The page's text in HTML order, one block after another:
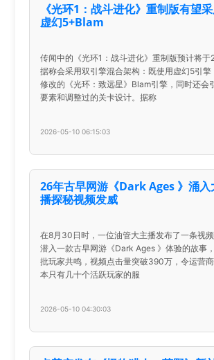
《光环1：战斗进化》重制版有望
虚幻5+Blam
传闻中的《光环1：战斗进化》重制版预计将于
据称会采用双引擎混合架构：既使用虚幻5引擎
修改的《光环：致远星》Blam引擎，同时还会
要素和调整过的关卡设计。据称
2026-05-10 06:15:03
26年古早网游《Dark Ages 》涌入
播探秘视频发威
在8月30日时，一位油管大主播发布了一条视
潜入一款古早网游《Dark Ages 》体验的故事
批玩家共鸣，视频点击量突破390万，令运营
本只有几十个活跃玩家的服
2026-05-10 04:30:03